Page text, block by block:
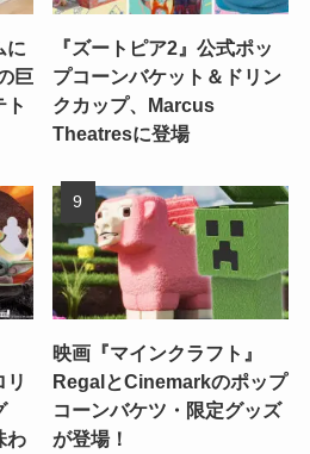
に
巨
ト
『ズートピア2』公式ポッ
プコーンバケット＆ドリン
クカップ、Marcus
Theatresに登場
リ
わ
映画『マインクラフト』
RegalとCinemarkのポップ
コーンバケツ・限定グッズ
が登場！